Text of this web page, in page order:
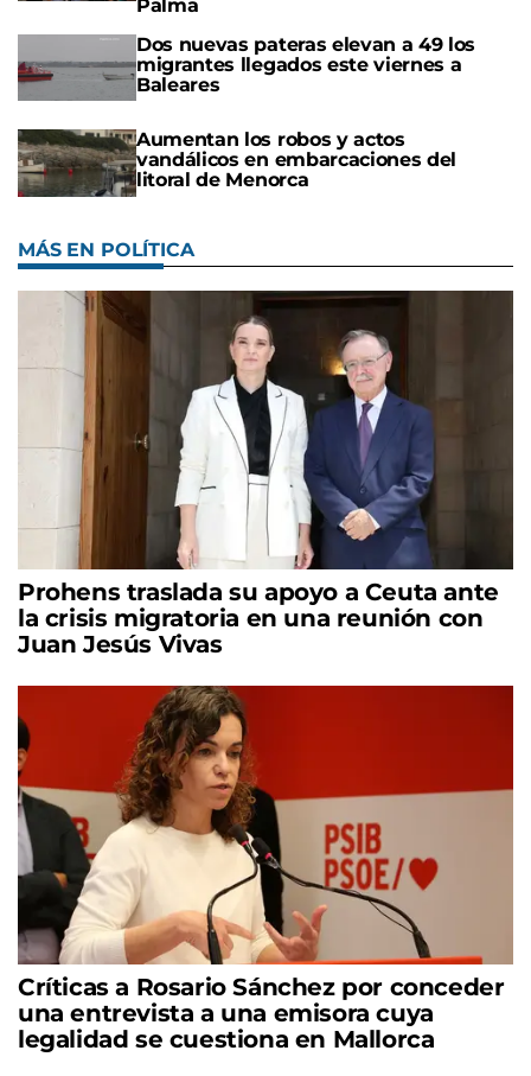
Palma
Dos nuevas pateras elevan a 49 los
migrantes llegados este viernes a
Baleares
Aumentan los robos y actos
vandálicos en embarcaciones del
litoral de Menorca
MÁS EN POLÍTICA
Prohens traslada su apoyo a Ceuta ante
la crisis migratoria en una reunión con
Juan Jesús Vivas
Críticas a Rosario Sánchez por conceder
una entrevista a una emisora cuya
legalidad se cuestiona en Mallorca